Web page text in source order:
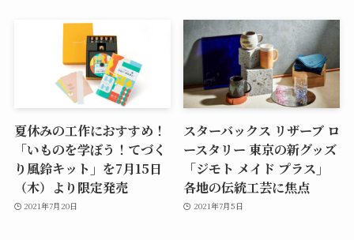
夏休みの工作におすすめ！
「いものを学ぼう！てづく
り風鈴キット」を7月15日
（木）より限定発売
2021年7月20日
スターバックス リザーブ ロ
ースタリー 東京の新グッズ
「ジモト メイド プラス」
各地の伝統工芸に焦点
2021年7月5日